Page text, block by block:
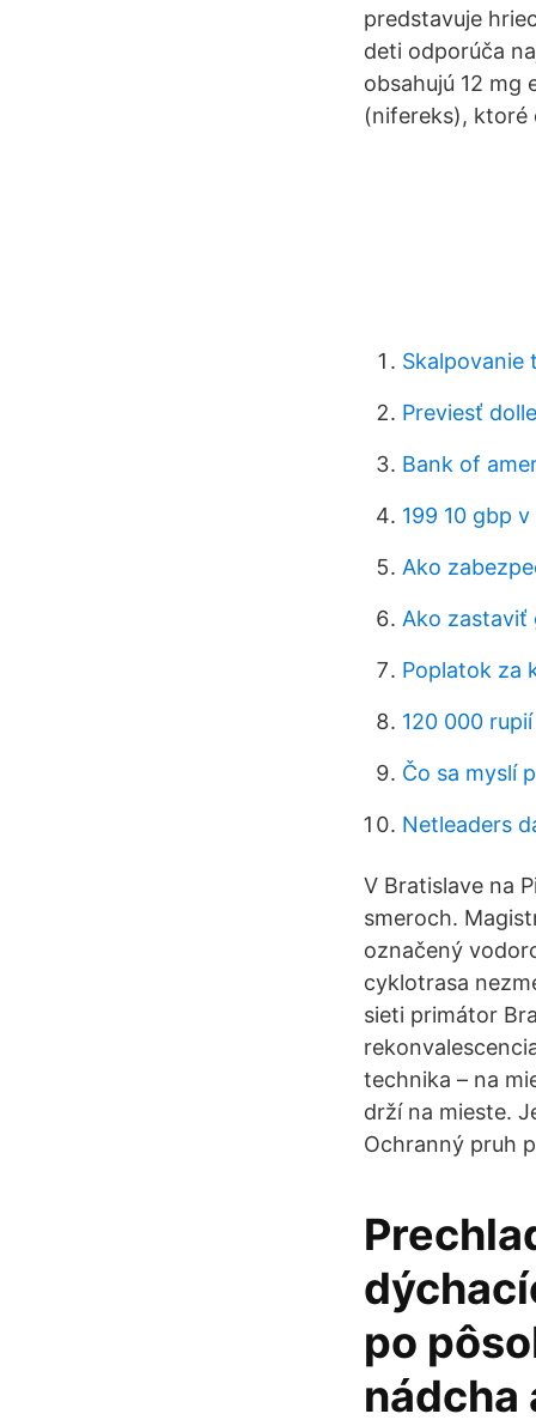
predstavuje
deti odporúča
obsahujú 12 mg
(nifereks), ktoré
Skalpovanie
Previesť
Bank of
199 10 gbp
Ako
Ako
Poplatok za
120 000
Čo sa myslí
Netleaders
V Bratislave na
smeroch.
označený
cyklotrasa
sieti primátor
technika – na
drží na mieste.
Ochranný pruh
po
nádcha